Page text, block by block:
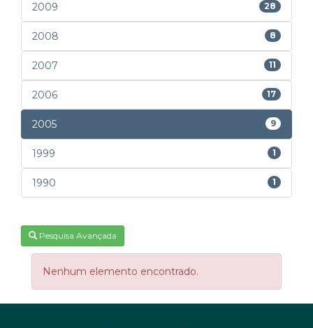
2009 28
2008 8
2007 11
2006 17
2005 9
1999 1
1990 1
Pesquisa Avançada
Nenhum elemento encontrado.